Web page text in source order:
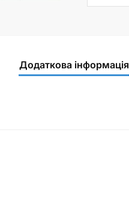
Додаткова інформація